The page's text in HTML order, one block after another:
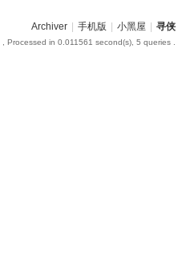
Archiver 手机版 小黑屋 寻侠
, Processed in 0.011561 second(s), 5 queries .